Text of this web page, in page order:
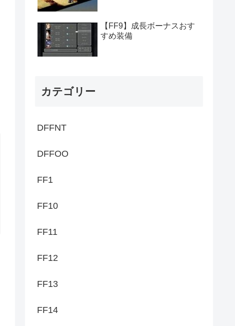
【FF9】成長ボーナスおす
すめ装備
カテゴリー
DFFNT
DFFOO
FF1
FF10
FF11
FF12
FF13
FF14